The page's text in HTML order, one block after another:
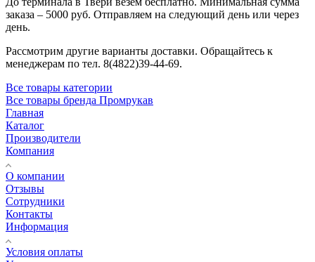
заказа – 5000 руб. Отправляем на следующий день или через
день.
Рассмотрим другие варианты доставки. Обращайтесь к
менеджерам по тел. 8(4822)39-44-69.
Все товары категории
Все товары бренда Промрукав
Главная
Каталог
Производители
Компания
О компании
Отзывы
Сотрудники
Контакты
Информация
Условия оплаты